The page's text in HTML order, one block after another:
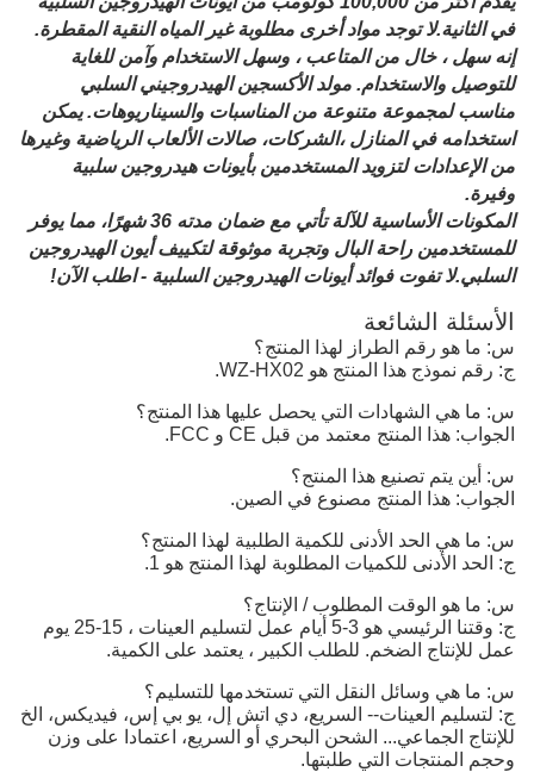
في الثانية.لا توجد مواد أخرى مطلوبة غير المياه النقية المقطرة.
إنه سهل ، خال من المتاعب ، وسهل الاستخدام وآمن للغاية
للتوصيل والاستخدام. مولد الأكسجين الهيدروجيني السلبي
مناسب لمجموعة متنوعة من المناسبات والسيناريوهات. يمكن
استخدامه في المنازل ،الشركات، صالات الألعاب الرياضية وغيرها
من الإعدادات لتزويد المستخدمين بأيونات هيدروجين سلبية
وفيرة.
المكونات الأساسية للآلة تأتي مع ضمان مدته 36 شهرًا، مما يوفر
للمستخدمين راحة البال وتجربة موثوقة لتكييف أيون الهيدروجين
السلبي.لا تفوت فوائد أيونات الهيدروجين السلبية - اطلب الآن!
الأسئلة الشائعة
س: ما هو رقم الطراز لهذا المنتج؟
ج: رقم نموذج هذا المنتج هو WZ-HX02.
س: ما هي الشهادات التي يحصل عليها هذا المنتج؟
الجواب: هذا المنتج معتمد من قبل CE و FCC.
س: أين يتم تصنيع هذا المنتج؟
الجواب: هذا المنتج مصنوع في الصين.
س: ما هي الحد الأدنى للكمية الطلبية لهذا المنتج؟
ج: الحد الأدنى للكميات المطلوبة لهذا المنتج هو 1.
س: ما هو الوقت المطلوب / الإنتاج؟
ج: وقتنا الرئيسي هو 3-5 أيام عمل لتسليم العينات ، 15-25 يوم
عمل للإنتاج الضخم. للطلب الكبير ، يعتمد على الكمية.
س: ما هي وسائل النقل التي تستخدمها للتسليم؟
ج: لتسليم العينات-- السريع، دي اتش إل، يو بي إس، فيديكس، الخ
للإنتاج الجماعي... الشحن البحري أو السريع، اعتمادا على وزن
وحجم المنتجات التي طلبتها.